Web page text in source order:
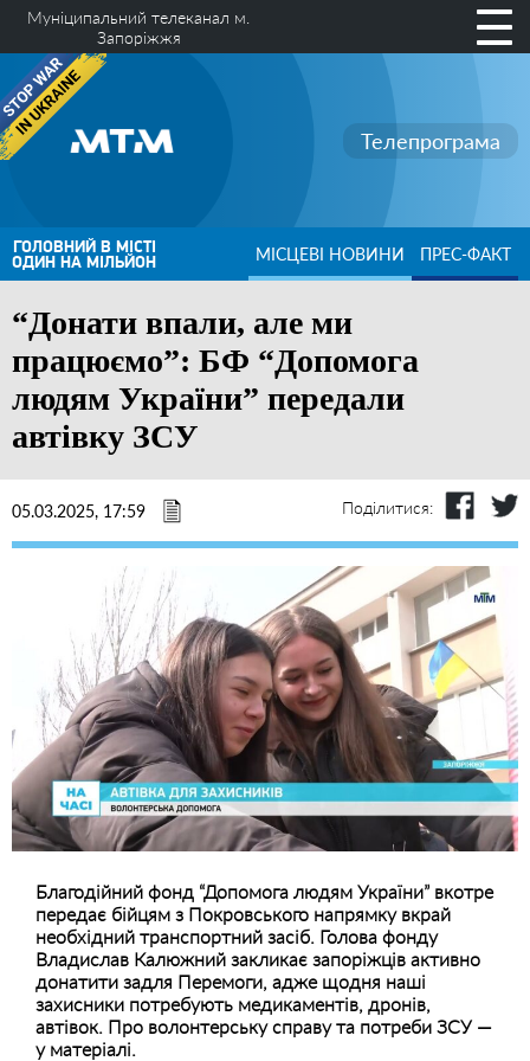
Муніципальний телеканал м.
Запоріжжя
Телепрограма
ГОЛОВНИЙ В МІСТІ
ОДИН НА МІЛЬЙОН МІСЦЕВІ НОВИНИ ПРЕС-ФАКТ
“Донати впали, але ми
працюємо”: БФ “Допомога
людям України” передали
автівку ЗСУ
05.03.2025, 17:59 Поділитися:
Благодійний фонд “Допомога людям України” вкотре
передає бійцям з Покровського напрямку вкрай
необхідний транспортний засіб. Голова фонду
Владислав Калюжний закликає запоріжців активно
донатити задля Перемоги, адже щодня наші
захисники потребують медикаментів, дронів,
автівок. Про волонтерську справу та потреби ЗСУ —
у матеріалі.